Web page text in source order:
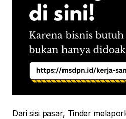
Dari sisi pasar, Tinder